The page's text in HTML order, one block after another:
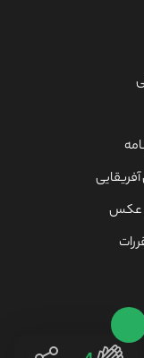
عکس